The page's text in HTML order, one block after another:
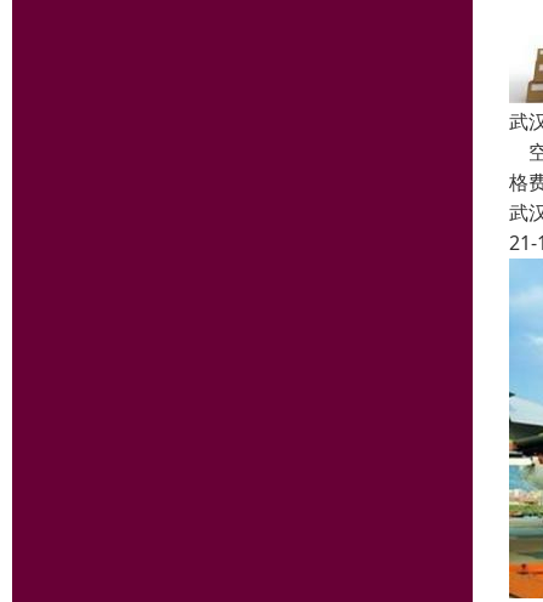
武
格
武
21-